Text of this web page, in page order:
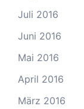
Juli 2016
Juni 2016
Mai 2016
April 2016
März 2016